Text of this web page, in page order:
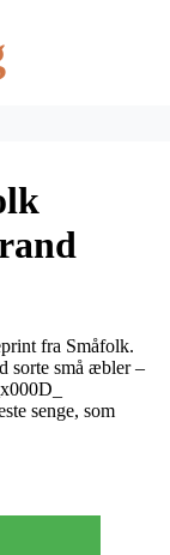
Blue
fra Småfolk.
sorte små æbler –
senge, som